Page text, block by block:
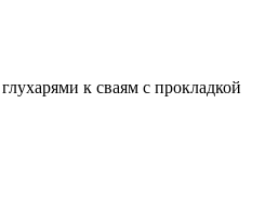
к сваям с прокладкой